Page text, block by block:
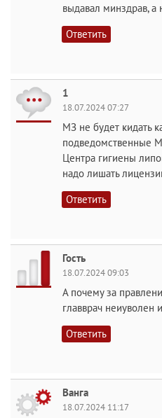
выдавал минздрав, а
Ответить
1
18.07.2024 07:27
МЗ не будет кидать
подведомственные
Центра гигиены
надо лишать
Ответить
Гость
18.07.2024 09:03
А почему за
главврач неиуволен
Ответить
Ванга
18.07.2024 11:17